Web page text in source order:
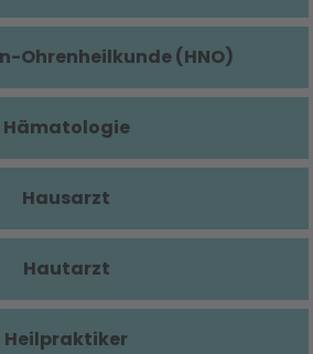
Ohrenheilkunde (HNO)
Hämatologie
Hausarzt
Hautarzt
Heilpraktiker